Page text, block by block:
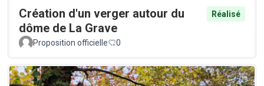
Création d'un verger autour du
dôme de La Grave
Réalisé
Proposition officielle 0